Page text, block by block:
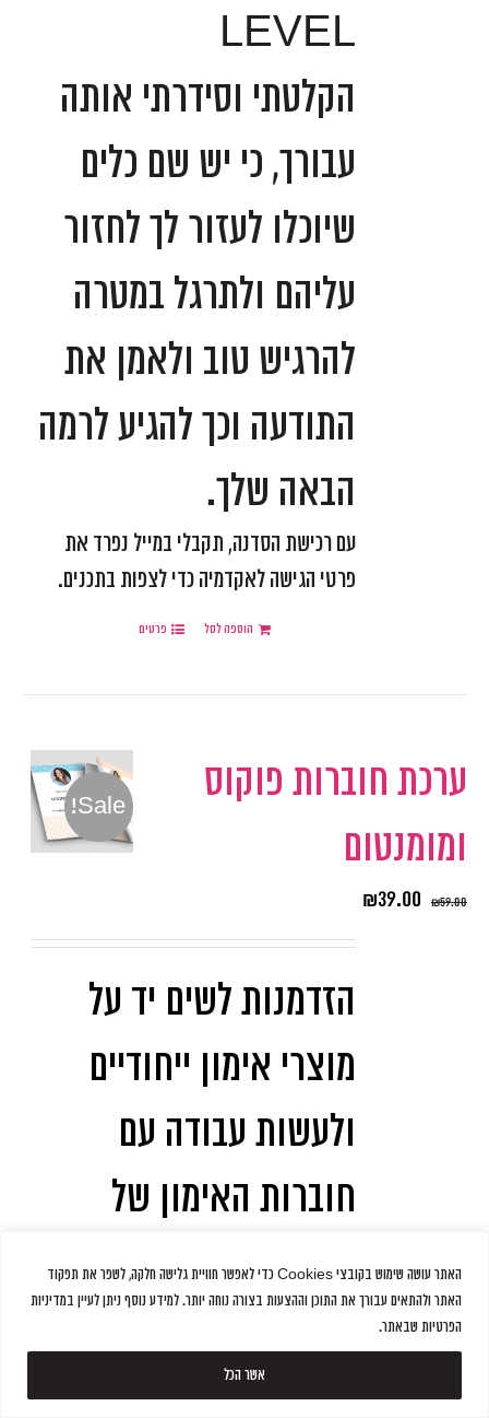
האתר עושה שימוש בקובצי Cookies כדי לאפשר חוויית גלישה חלקה, לשפר את תפקוד
האתר ולהתאים עבורך את התוכן וההצעות בצורה נוחה יותר. למידע נוסף ניתן לעיין במדיניות
הפרטיות שבאתר.
אשר הכל
LEVEL
הקלטתי וסידרתי אותה
עבורך, כי יש שם כלים
שיוכלו לעזור לך לחזור
עליהם ולתרגל במטרה
להרגיש טוב ולאמן את
התודעה וכך להגיע לרמה
הבאה שלך.
עם רכישת הסדנה, תקבלי במייל נפרד את
פרטי הגישה לאקדמיה כדי לצפות בתכנים.
הוספה לסל פרטים
Sale!
ערכת חוברות פוקוס
ומומנטום
₪59.00
₪39.00
הזדמנות לשים יד על
מוצרי אימון ייחודיים
ולעשות עבודה עם
חוברות האימון של
מועדון ״מומנטום-
ערכת חוברות בתצורת